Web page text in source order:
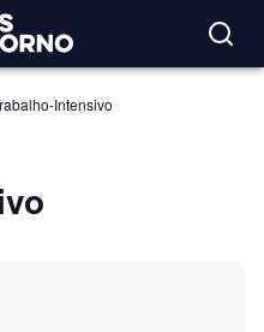
Intensivo